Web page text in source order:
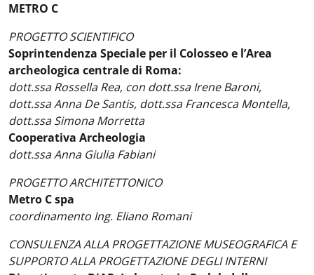
METRO C
PROGETTO SCIENTIFICO
Soprintendenza Speciale per il Colosseo e l’Area
archeologica centrale di Roma:
dott.ssa Rossella Rea, con dott.ssa Irene Baroni,
dott.ssa Anna De Santis, dott.ssa Francesca Montella,
dott.ssa Simona Morretta
Cooperativa Archeologia
dott.ssa Anna Giulia Fabiani
PROGETTO ARCHITETTONICO
Metro C spa
coordinamento Ing. Eliano Romani
CONSULENZA ALLA PROGETTAZIONE MUSEOGRAFICA E
SUPPORTO ALLA PROGETTAZIONE DEGLI INTERNI